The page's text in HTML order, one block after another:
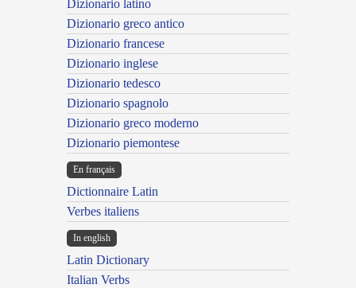
Dizionario latino
Dizionario greco antico
Dizionario francese
Dizionario inglese
Dizionario tedesco
Dizionario spagnolo
Dizionario greco moderno
Dizionario piemontese
En français
Dictionnaire Latin
Verbes italiens
In english
Latin Dictionary
Italian Verbs